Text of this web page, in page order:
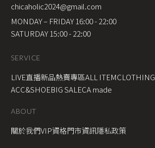
chicaholic2024@gmail.com
MONDAY – FRIDAY 16:00 - 22:00
SATURDAY 15:00 - 22:00
SERVICE
LIVE直播新品熱賣專區ALL ITEMCLOTHING
ACC&SHOEBIG SALECA made
ABOUT
關於我們VIP資格門市資訊隱私政策